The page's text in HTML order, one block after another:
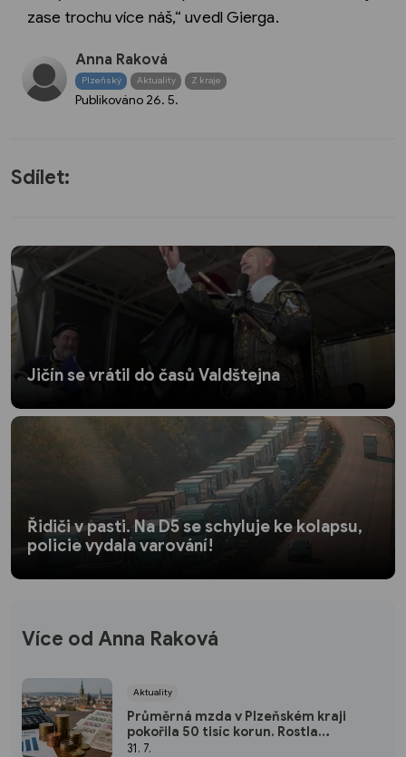
zase trochu více náš,“ uvedl Gierga.
Anna Raková
Plzeňský Aktuality Z kraje
Publikováno 26. 5.
Sdílet:
Jičín se vrátil do časů Valdštejna
Řidiči v pasti. Na D5 se schyluje ke kolapsu,
policie vydala varování!
Více od Anna Raková
Aktuality
Průměrná mzda v Plzeňském kraji
pokořila 50 tisíc korun. Rostla
nejrychleji za pět let
31. 7.